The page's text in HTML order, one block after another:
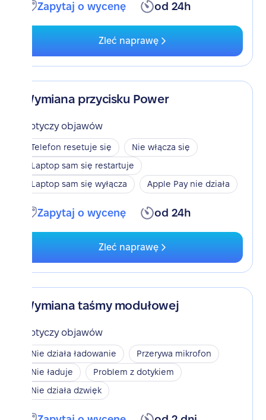
Zapytaj o wycenę od 24h
Zleć naprawę
Wymiana przycisku Power
Dotyczy objawów
Telefon resetuje się
Nie włącza się
Laptop sam się restartuje
Laptop sam się wyłącza
Apple Pay nie działa
Zapytaj o wycenę od 24h
Zleć naprawę
Wymiana taśmy modułowej
Dotyczy objawów
Nie działa ładowanie
Przerywa mikrofon
Nie ładuje
Problem z dotykiem
Nie działa dzwięk